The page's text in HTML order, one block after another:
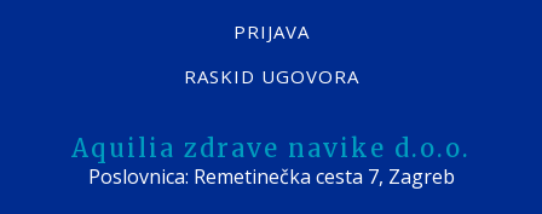
PRIJAVA
RASKID UGOVORA
Aquilia zdrave navike d.o.o.
Poslovnica: Remetinečka cesta 7, Zagreb